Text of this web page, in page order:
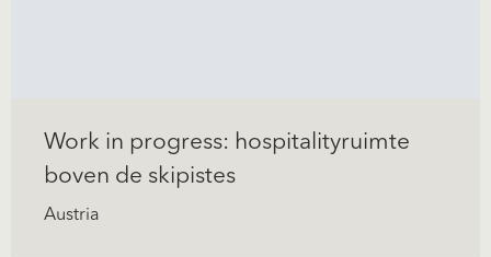
Work in progress: hospitalityruimte
boven de skipistes
Austria